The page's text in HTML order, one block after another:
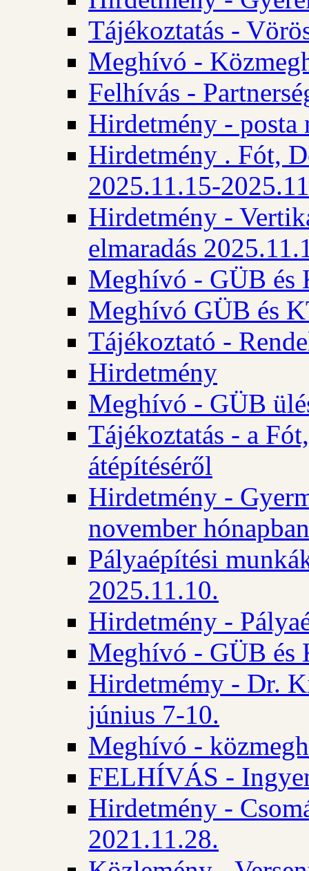
Tájékoztatás -
Meghívó -
Felhívás -
Hirdetmény - posta
Hirdetmény . Fót,
2025.11.15-
Hirdetmény -
elmaradás
Meghívó - GÜB és
Meghívó GÜB és
Tájékoztató -
Hirdetmény
Meghívó - GÜB
Tájékoztatás - a
átépítéséről
Hirdetmény -
november hónapban
Pályaépítési
2025.11.10.
Hirdetmény -
Meghívó - GÜB és
Hirdetmémy - Dr.
június 7-10.
Meghívó -
FELHÍVÁS -
Hirdetmény -
2021.11.28.